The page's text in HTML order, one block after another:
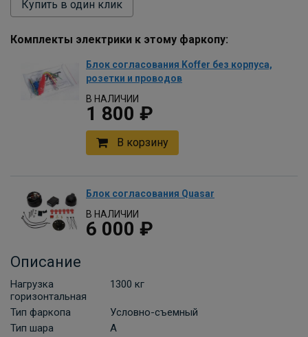
Купить в один клик
Комплекты электрики к этому фаркопу:
Блок согласования Koffer без корпуса,
розетки и проводов
В НАЛИЧИИ
1 800 ₽
В корзину
Блок согласования Quasar
В НАЛИЧИИ
6 000 ₽
Комплект универсальной электрики
Koffer с блоком согласования 7-пин
Описание
Нагрузка
горизонтальная
1300 кг
Тип фаркопа
Условно-съемный
Тип шара
A